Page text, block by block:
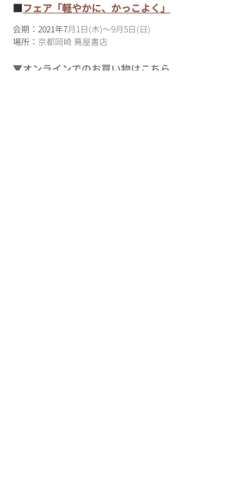
■フェア「軽やかに、かっこよく」
会期：2021年7月1日(木)〜9月5日(日)
場所： 京都岡崎 蔦屋書店
▼オンラインでのお買い物はこちら